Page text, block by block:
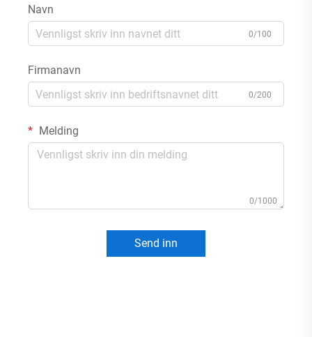
Navn
0/100
Firmanavn
0/200
Melding
0/1000
Send inn